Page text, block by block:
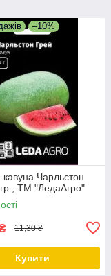
–10%
кавуна Чарльстон
ТМ "ЛедаАгро"
11,30 ₴
Купити